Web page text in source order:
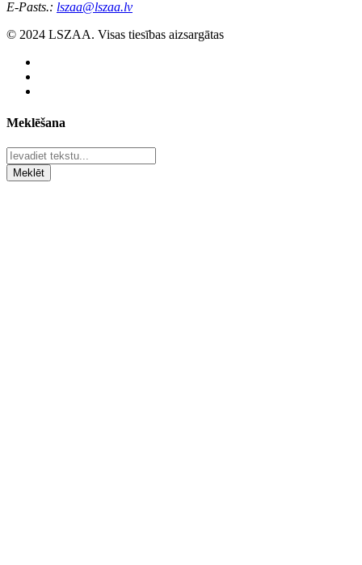
E-Pasts.: lszaa@lszaa.lv
© 2024 LSZAA. Visas tiesības aizsargātas
Meklēšana
Meklēt